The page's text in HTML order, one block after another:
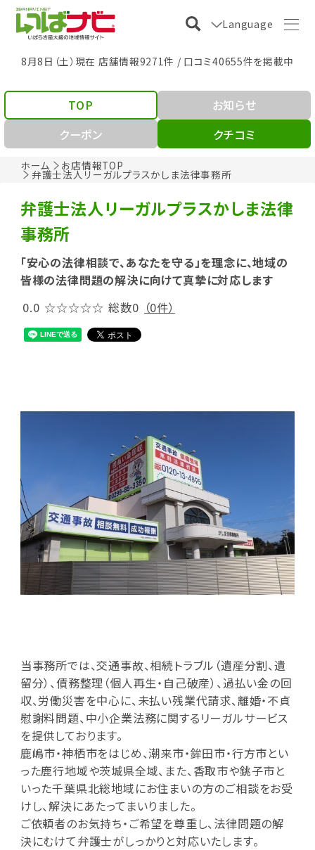
Language
8月8日（土）現在 店舗情報9271件 / 口コミ40655件を掲載中
ホーム お店情報TOP
弁護士法人リーガルプラスかしま法律事務所
TOP
お知らせ
クーポン
クチコミ
弁護士法人リーガルプラスかしま法律
事務所
「安心の法律相談で、あなたを守る」を理念に、地域の
皆様の法律問題の解決に向けて真摯に対応します
0.0 ☆☆☆☆☆ 総数0 （0件）
当事務所では、交通事故、相続トラブル（遺産分割、遺
留分）、債務整理（個人再生・自己破産）、過払い金の回
収、労働災害を中心に、未払い残業代請求、離婚・不貞
慰謝料問題、中小企業法務に関するリーガルサービス
を提供しております。
鹿嶋市・神栖市をはじめ、潮来市・鉾田市・行方市とい
った鹿行地域や茨城県全域、また、香取市や銚子市と
いった千葉県北総地域にお住まいの方のご相談をお受
けし、解決にあたってまいりました。
ご依頼者のお気持ち・ご希望を尊重し、法律問題の解
決にむけて弁護士がしっかりと対応いたします。